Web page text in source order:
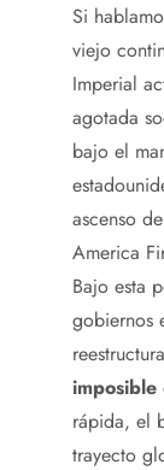
Si
viejo
Imperial
agotada
bajo el
ascenso
America
Bajo esta
gobiernos
rápida, el
trayecto